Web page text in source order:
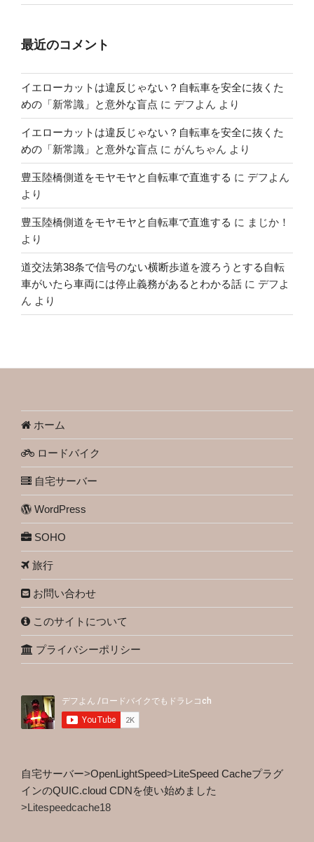
最近のコメント
イエローカットは違反じゃない？自転車を安全に抜くた
めの「新常識」と意外な盲点 に デフよん より
イエローカットは違反じゃない？自転車を安全に抜くた
めの「新常識」と意外な盲点 に がんちゃん より
豊玉陸橋側道をモヤモヤと自転車で直進する に デフよん
より
豊玉陸橋側道をモヤモヤと自転車で直進する に まじか！
より
道交法第38条で信号のない横断歩道を渡ろうとする自転
車がいたら車両には停止義務があるとわかる話 に デフよ
ん より
ホーム
ロードバイク
自宅サーバー
WordPress
SOHO
旅行
お問い合わせ
このサイトについて
プライバシーポリシー
自宅サーバー>OpenLightSpeed>LiteSpeed Cacheプラグ
インのQUIC.cloud CDNを使い始めました
>Litespeedcache18